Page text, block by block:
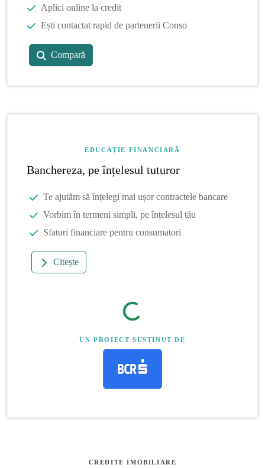
Aplici online la credit
Ești contactat rapid de partenerii Conso
Compară
EDUCAȚIE FINANCIARĂ
Banchereza, pe înțelesul tuturor
Te ajutăm să înțelegi mai ușor contractele bancare
Vorbim în termeni simpli, pe înțelesul tău
Sfaturi financiare pentru consumatori
Citește
UN PROIECT SUSȚINUT DE
CREDITE IMOBILIARE